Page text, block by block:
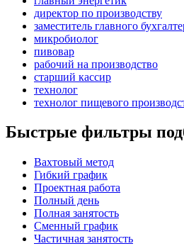
директор по производству
заместитель главного
микробиолог
пивовар
рабочий на производство
старший кассир
технолог
технолог пищевого
Быстрые фильтры
Вахтовый метод
Гибкий график
Проектная работа
Полный день
Полная занятость
Сменный график
Частичная занятость